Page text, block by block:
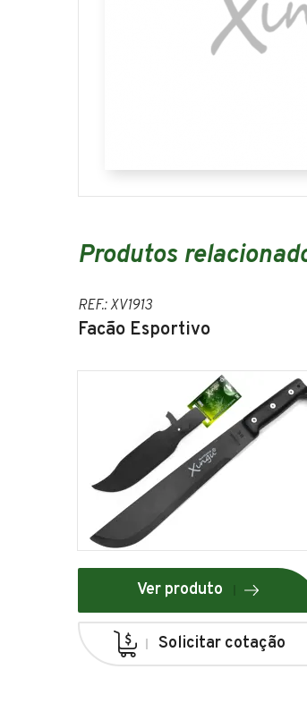
Produtos
REF.: XV1913
Facão Esportivo
Ver produto
Solicitar cotação